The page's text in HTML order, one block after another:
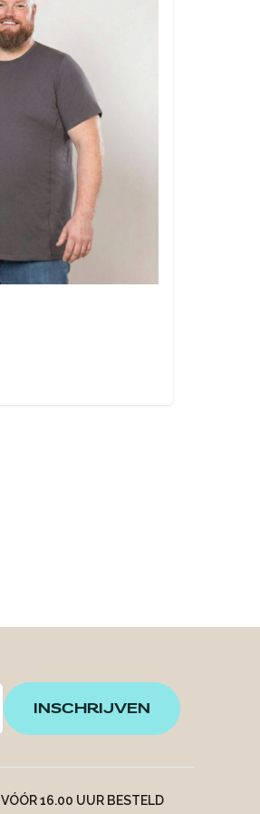
INSCHRIJVEN
VÓÓR 16.00 UUR BESTELD